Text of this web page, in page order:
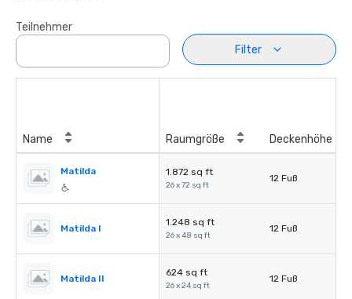
Teilnehmer
Filter
Name Raumgröße Deckenhöhe
Matilda 1.872 sq ft
26 x 72 sq ft
12 Fuß
Matilda I
1.248 sq ft
26 x 48 sq ft
12 Fuß
Matilda II
624 sq ft
26 x 24 sq ft
12 Fuß